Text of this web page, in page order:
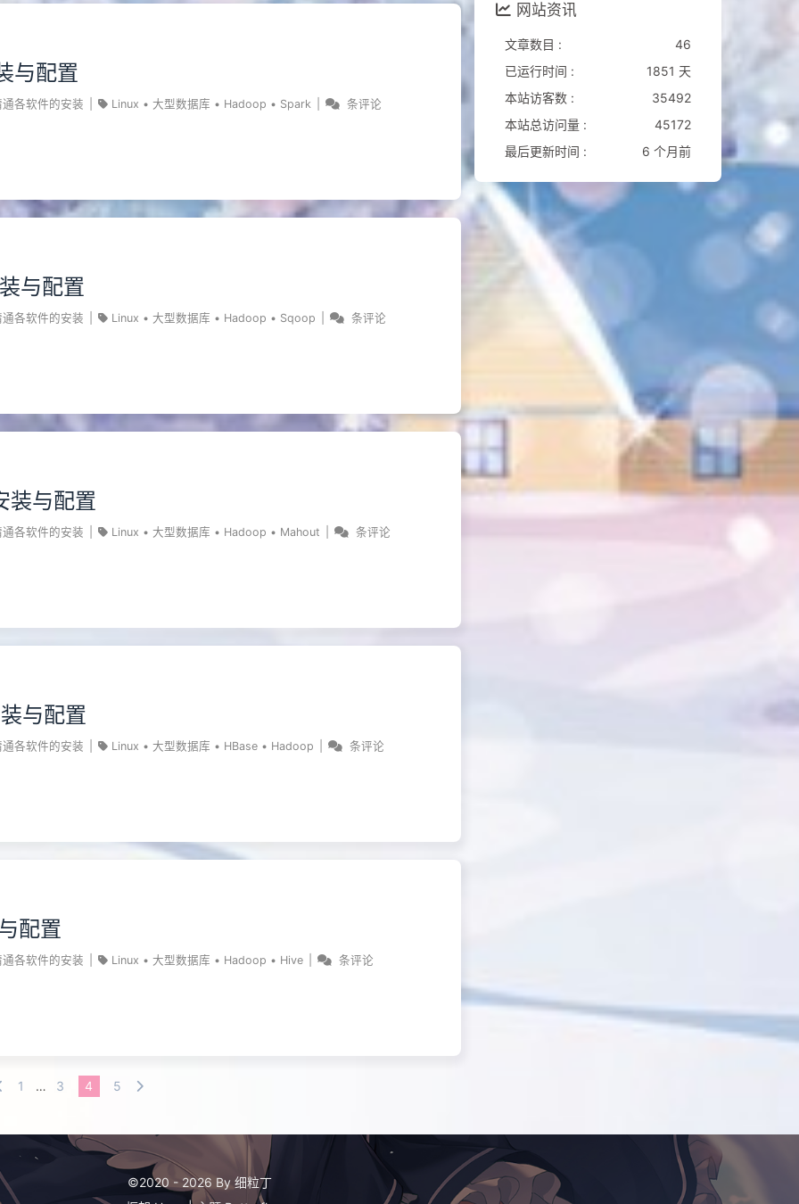
与配置
通各软件的安装 Linux • 大型数据库 • Hadoop • Spark 条评论
与配置
通各软件的安装 Linux • 大型数据库 • Hadoop • Sqoop 条评论
与配置
通各软件的安装 Linux • 大型数据库 • Hadoop • Mahout 条评论
与配置
通各软件的安装 Linux • 大型数据库 • HBase • Hadoop 条评论
配置
通各软件的安装 Linux • 大型数据库 • Hadoop • Hive 条评论
1 … 3 4 5
网站资讯
文章数目 :
46
已运行时间 :
1851 天
本站访客数 :
35492
本站总访问量 :
45172
最后更新时间 :
6 个月前
©2020 - 2026 By 细粒丁